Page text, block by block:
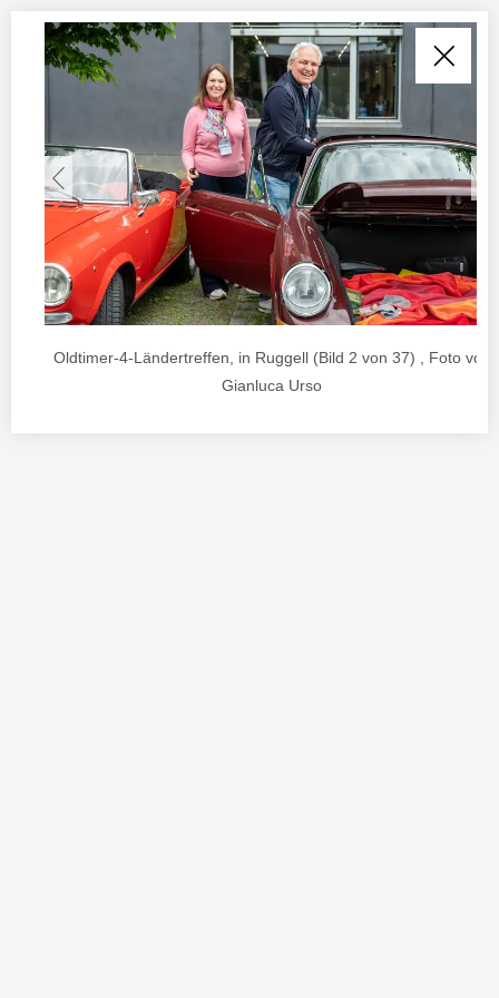
Oldtimer-4-Ländertreffen, in Ruggell (Bild 2 von 37) , Foto von
Gianluca Urso